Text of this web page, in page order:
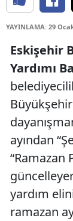
YAYINLAMA: 29
Eskişehir
Yardımı
ayından
“Ramazan
yardım
ramazan